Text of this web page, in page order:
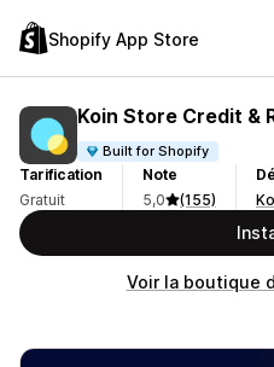
Shopify App Store
Koin Store Credit &
Built for Shopify
Tarification
Gratuit
Note
5,0
(155)
Voir la boutique